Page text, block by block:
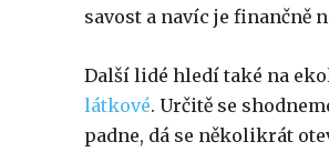
savost a navíc je finančně
Další lidé hledí také na
látkové. Určitě se
padne, dá se několikrát